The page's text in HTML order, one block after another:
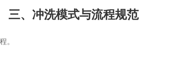
三、冲洗模式与流程规范
。